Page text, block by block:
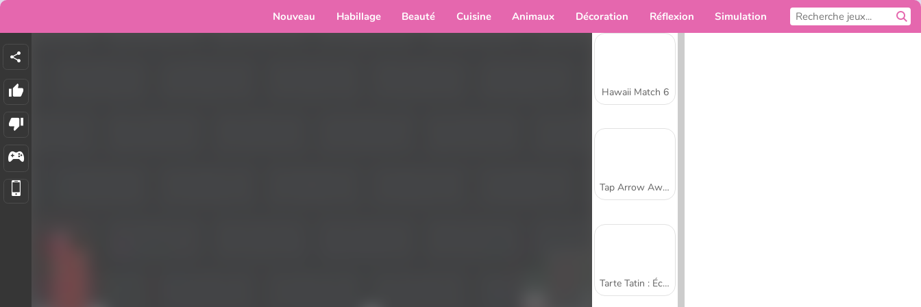
Nouveau Habillage Beauté Cuisine Animaux Décoration Réflexion Simulation
Hawaii Match 6
Tap Arrow Away
Tarte Tatin : École de cuisine de Sara